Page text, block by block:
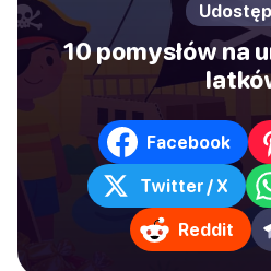
10 pomysłów na
Facebook
Twitter / X
Reddit